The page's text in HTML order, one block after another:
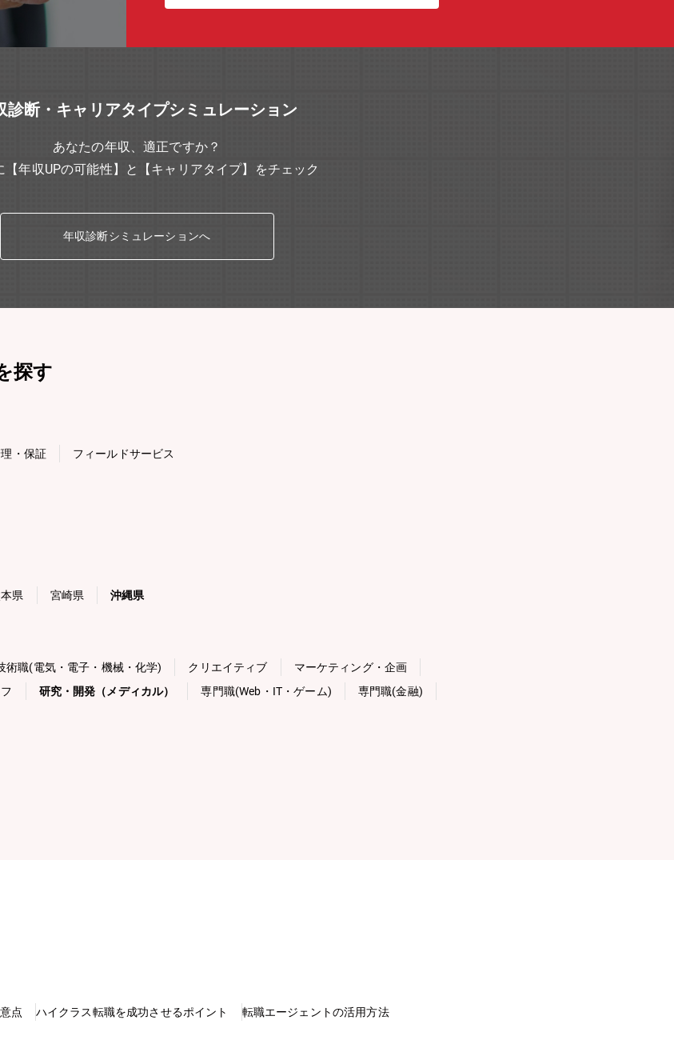
診断・キャリアタイプシミュレーション
あなたの年収、適正ですか？
【年収UPの可能性】と【キャリアタイプ】をチェック
年収診断シミュレーションへ
探す
理・保証 フィールドサービス
県 宮崎県 沖縄県
術職(電気・電子・機械・化学) クリエイティブ
マーケティング・企画
研究・開発（メディカル） 専門職(Web・IT・ゲーム)
専門職(金融)
点 ハイクラス転職を成功させるポイント 転職エージェントの活用方法